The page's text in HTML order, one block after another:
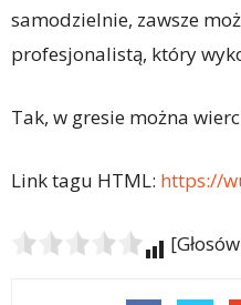
samodzielnie, zawsze
profesjonalistą, który
Tak, w gresie można
Link tagu HTML: https://